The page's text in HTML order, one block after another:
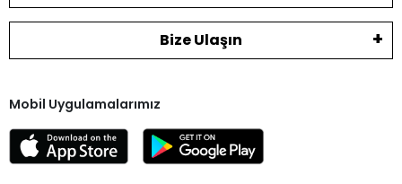
Bize Ulaşın
Mobil Uygulamalarımız